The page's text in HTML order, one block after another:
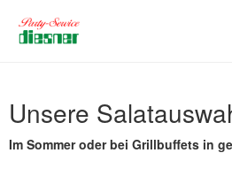
main
content
Unsere
Im Sommer oder bei Grillbuffets in